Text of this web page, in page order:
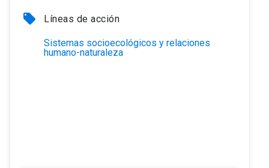
local_offer Líneas de acción
Sistemas socioecológicos y relaciones
humano-naturaleza